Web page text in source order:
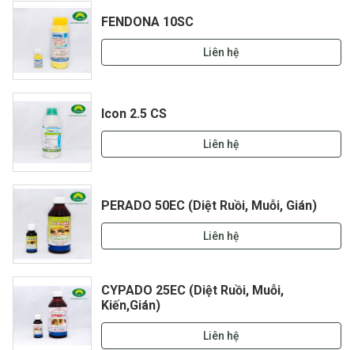
FENDONA 10SC
Liên hệ
Icon 2.5 CS
Liên hệ
PERADO 50EC (Diệt Ruồi, Muỗi, Gián)
Liên hệ
CYPADO 25EC (Diệt Ruồi, Muỗi,
Kiến,Gián)
Liên hệ